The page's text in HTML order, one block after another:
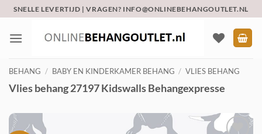
naar
inhoud
SNELLE LEVERTIJD | VRAGEN? INFO@ONLINEBEHANGOUTLET.NL
BEHANG / BABY EN KINDERKAMER BEHANG / VLIES BEHANG
Vlies behang 27197 Kidswalls Behangexpresse